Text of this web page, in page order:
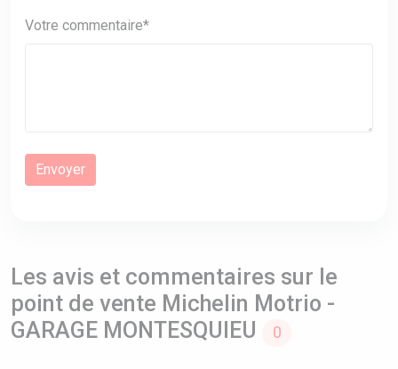
Votre commentaire*
Les avis et commentaires sur le
point de vente Michelin Motrio -
GARAGE MONTESQUIEU
0